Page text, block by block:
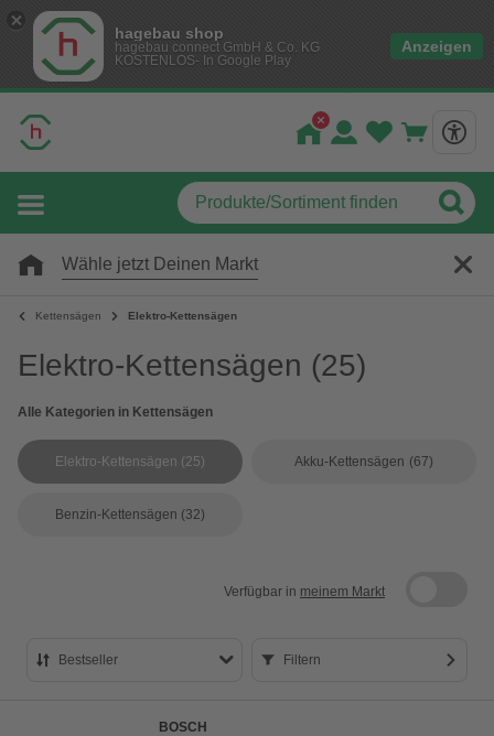
hagebau shop
hagebau connect GmbH & Co. KG
KOSTENLOS- In Google Play
Anzeigen
Wähle jetzt Deinen Markt
Kettensägen Elektro-Kettensägen
Elektro-Kettensägen (25)
Alle Kategorien in Kettensägen
Elektro-Kettensägen (25) Akku-Kettensägen (67)
Benzin-Kettensägen (32)
Verfügbar in meinem Markt
Bestseller Filtern
BOSCH